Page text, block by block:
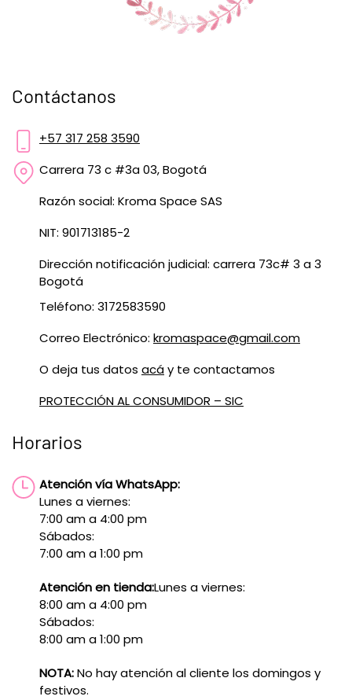
Contáctanos
+57 317 258 3590
Carrera 73 c #3a 03, Bogotá
Razón social: Kroma Space SAS
NIT: 901713185-2
Dirección notificación judicial: carrera 73c# 3 a 3
Bogotá
Teléfono: 3172583590
Correo Electrónico: kromaspace@gmail.com
O deja tus datos acáy te contactamos
PROTECCIÓN AL CONSUMIDOR – SIC
Horarios
Atención vía WhatsApp:
Lunes a viernes:
7:00 am a 4:00 pm
Sábados:
7:00 am a 1:00 pm
Atención en tienda:Lunes a viernes:
8:00 am a 4:00 pm
Sábados:
8:00 am a 1:00 pm
NOTA:No hay atención al cliente los domingos y
festivos.